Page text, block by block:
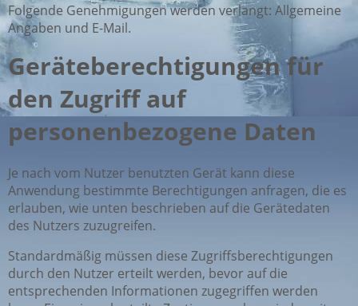
Folgende Genehmigungen werden verlangt: Allgemeine
Angaben und E-Mail.
Geräteberechtigungen für
den Zugriff auf
personenbezogene Daten
Je nach vom Nutzer benutzten Gerät kann diese
Anwendung bestimmte Berechtigungen anfragen, die es
erlauben, wie unten beschrieben auf die Gerätedaten
des Nutzers zuzugreifen.
Standardmäßig müssen diese Zugriffsberechtigungen
durch den Nutzer erteilt werden, bevor auf die
entsprechenden Informationen zugegriffen werden